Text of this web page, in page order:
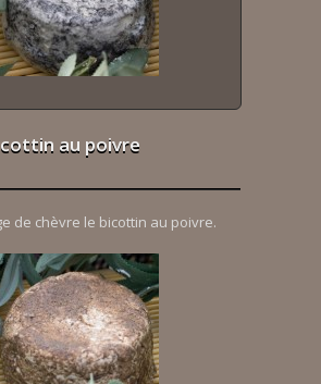
au poivre
de chèvre le bicottin au poivre.